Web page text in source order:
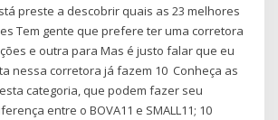
preste a descobrir quais as 23 melhores
Tem gente que prefere ter uma corretora
e outra para Mas é justo falar que eu
nessa corretora já fazem 10 Conheça as
categoria, que podem fazer seu
entre o BOVA11 e SMALL11; 10